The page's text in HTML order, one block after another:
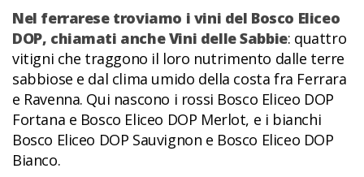
Nel ferrarese troviamo i vini del Bosco Eliceo
DOP, chiamati anche Vini delle Sabbie: quattro
vitigni che traggono il loro nutrimento dalle terre
sabbiose e dal clima umido della costa fra Ferrara
e Ravenna. Qui nascono i rossi Bosco Eliceo DOP
Fortana e Bosco Eliceo DOP Merlot, e i bianchi
Bosco Eliceo DOP Sauvignon e Bosco Eliceo DOP
Bianco.